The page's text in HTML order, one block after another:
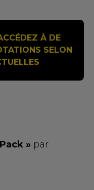
À DE
SELON
» par